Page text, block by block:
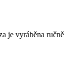
je vyráběna ručně